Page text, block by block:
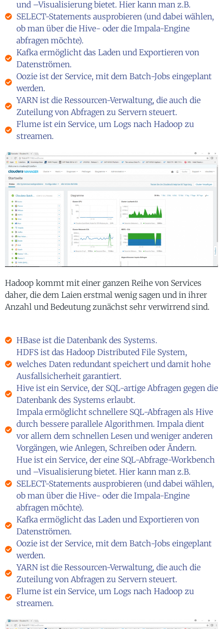
und –Visualisierung bietet. Hier kann man z.B.
SELECT-Statements ausprobieren (und dabei wählen,
ob man über die Hive- oder die Impala-Engine
abfragen möchte).
Kafka ermöglicht das Laden und Exportieren von
Datenströmen.
Oozie ist der Service, mit dem Batch-Jobs eingeplant
werden.
YARN ist die Ressourcen-Verwaltung, die auch die
Zuteilung von Abfragen zu Servern steuert.
Flume ist ein Service, um Logs nach Hadoop zu
streamen.
Hadoop kommt mit einer ganzen Reihe von Services
daher, die dem Laien erstmal wenig sagen und in ihrer
Anzahl und Bedeutung zunächst sehr verwirrend sind.
HBase ist die Datenbank des Systems.
HDFS ist das Hadoop Distributed File System,
welches Daten redundant speichert und damit hohe
Ausfallsicherheit garantiert.
Hive ist ein Service, der SQL-artige Abfragen gegen die
Datenbank des Systems erlaubt.
Impala ermöglicht schnellere SQL-Abfragen als Hive
durch bessere parallele Algorithmen. Impala dient
vor allem dem schnellen Lesen und weniger anderen
Vorgängen, wie Anlegen, Schreiben oder Ändern.
Hue ist ein Service, der eine SQL-Abfrage-Workbench
und –Visualisierung bietet. Hier kann man z.B.
SELECT-Statements ausprobieren (und dabei wählen,
ob man über die Hive- oder die Impala-Engine
abfragen möchte).
Kafka ermöglicht das Laden und Exportieren von
Datenströmen.
Oozie ist der Service, mit dem Batch-Jobs eingeplant
werden.
YARN ist die Ressourcen-Verwaltung, die auch die
Zuteilung von Abfragen zu Servern steuert.
Flume ist ein Service, um Logs nach Hadoop zu
streamen.